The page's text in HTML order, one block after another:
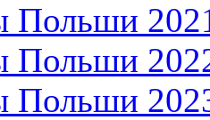
Польши
Польши
Польши